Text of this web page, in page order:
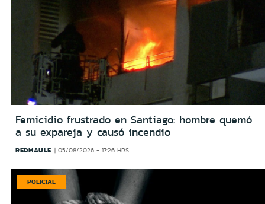
Femicidio frustrado en Santiago: hombre quemó
a su expareja y causó incendio
REDMAULE 05/08/2026 - 17:26 HRS
POLICIAL